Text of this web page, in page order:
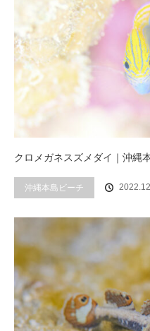
クロメガネスズメダイ｜沖
沖縄本島ビーチ